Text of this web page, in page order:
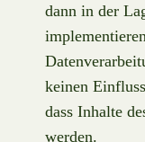
dann in der
keinen
dass Inhalte
werden.